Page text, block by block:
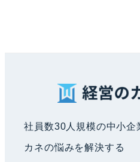
社員数30人規模の中小企
カネの悩みを解決する